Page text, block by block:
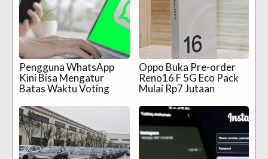
Pengguna WhatsApp
Kini Bisa Mengatur
Batas Waktu Voting
Oppo Buka Pre-order
Reno16 F 5G Eco Pack
Mulai Rp7 Jutaan